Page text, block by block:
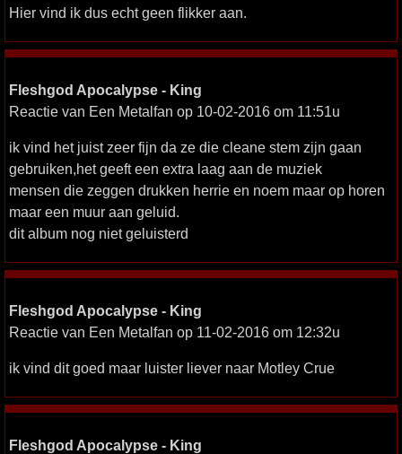
Hier vind ik dus echt geen flikker aan.
Fleshgod Apocalypse - King
Reactie van Een Metalfan op 10-02-2016 om 11:51u
ik vind het juist zeer fijn da ze die cleane stem zijn gaan
gebruiken,het geeft een extra laag aan de muziek
mensen die zeggen drukken herrie en noem maar op horen
maar een muur aan geluid.
dit album nog niet geluisterd
Fleshgod Apocalypse - King
Reactie van Een Metalfan op 11-02-2016 om 12:32u
ik vind dit goed maar luister liever naar Motley Crue
Fleshgod Apocalypse - King